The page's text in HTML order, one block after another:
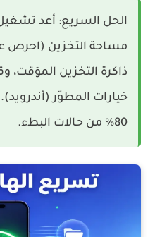
الحل السريع: أعد تشغيل
ذاكرة التخزين المؤقت،
خيارات المطوّر
80% من حالات البطء.